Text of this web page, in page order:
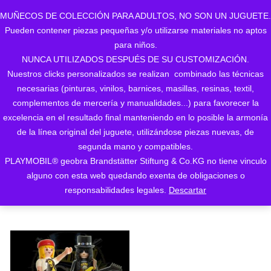
MUÑECOS DE COLECCIÓN PARA ADULTOS, NO SON UN JUGUETE.
Pueden contener piezas pequeñas y/o utilizarse materiales no aptos
para niños.
NUNCA UTILIZADOS DESPUÉS DE SU CUSTOMIZACIÓN.
Nuestros clicks personalizados se realizan combinado las técnicas
necesarias (pinturas, vinilos, barnices, masillas, resinas, textil,
complementos de mercería y manualidades...) para favorecer la
excelencia en el resultado final manteniendo en lo posible la armonía
de la línea original del juguete, utilizándose piezas nuevas, de
segunda mano y compatibles.
PLAYMOBIL® geobra Brandstätter Stiftung & Co.KG no tiene vinculo
alguno con esta web quedando exenta de obligaciones o
responsabilidades legales. Descartar
Mostrando el único resultado
ORDENAR POR LOS
ÚLTIMOS